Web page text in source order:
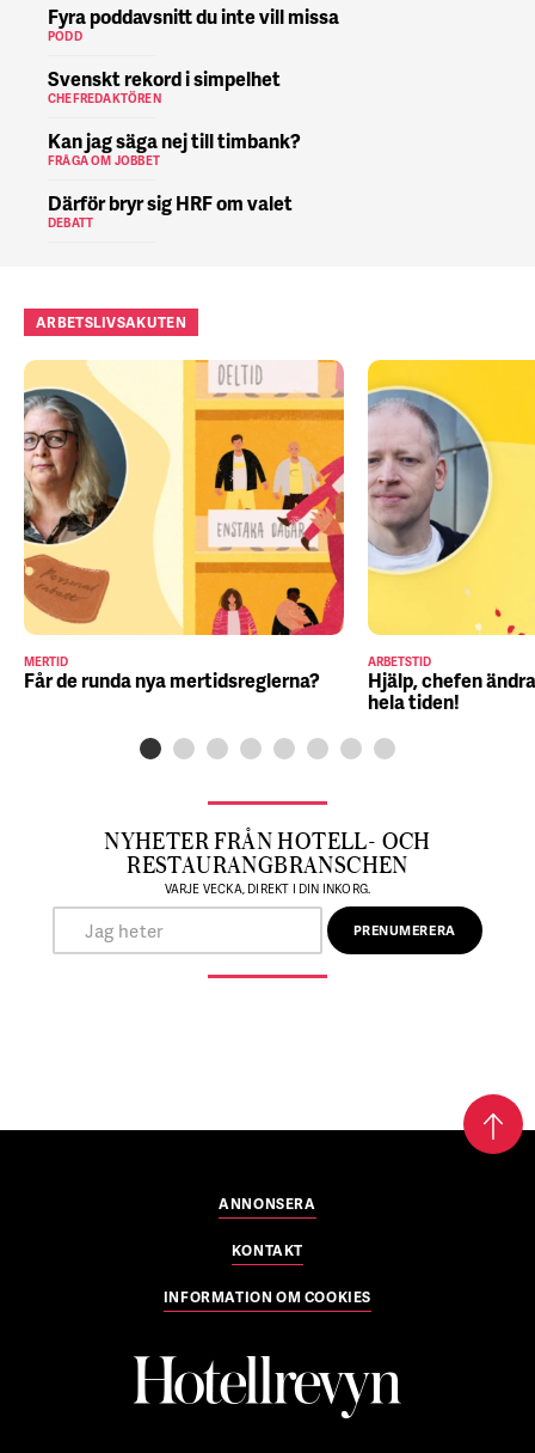
Fyra poddavsnitt du inte vill missa
PODD
Svenskt rekord i simpelhet
CHEFREDAKTÖREN
Kan jag säga nej till timbank?
FRÅGA OM JOBBET
Därför bryr sig HRF om valet
DEBATT
ARBETSLIVSAKUTEN
MERTID
Får de runda nya mertidsreglerna?
ARBETSTID
Hjälp, chefen
hela tiden!
NYHETER FRÅN HOTELL- OCH
RESTAURANGBRANSCHEN
VARJE VECKA, DIREKT I DIN INKORG.
ANNONSERA
KONTAKT
INFORMATION OM COOKIES